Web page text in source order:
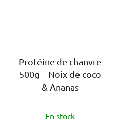
Protéine de chanvre
500g – Noix de coco
& Ananas
moyenne
En stock